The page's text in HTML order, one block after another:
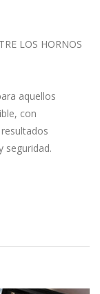
LOS HORNOS
aquellos
con
seguridad.